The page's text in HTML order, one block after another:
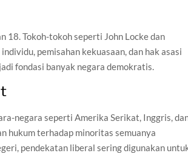
18. Tokoh-tokoh seperti John Locke dan
pemisahan kekuasaan, dan hak asasi
fondasi banyak negara demokratis.
negara seperti Amerika Serikat, Inggris,
hukum terhadap minoritas semuanya
pendekatan liberal sering digunakan